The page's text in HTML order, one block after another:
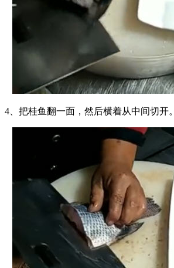
4、把桂鱼翻一面，然后横着从中间切开。